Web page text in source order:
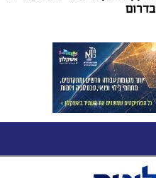
בדרום